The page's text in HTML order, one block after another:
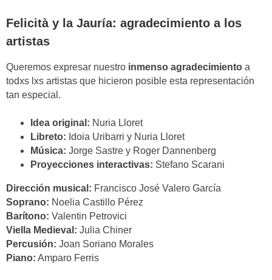
Felicità y la Jauría: agradecimiento a los
artistas
Queremos expresar nuestro inmenso agradecimiento a
todxs lxs artistas que hicieron posible esta representación
tan especial.
Idea original: Nuria Lloret
Libreto: Idoia Uribarri y Nuria Lloret
Música: Jorge Sastre y Roger Dannenberg
Proyecciones interactivas: Stefano Scarani
Dirección musical: Francisco José Valero García
Soprano: Noelia Castillo Pérez
Barítono: Valentin Petrovici
Viella Medieval: Julia Chiner
Percusión: Joan Soriano Morales
Piano: Amparo Ferris